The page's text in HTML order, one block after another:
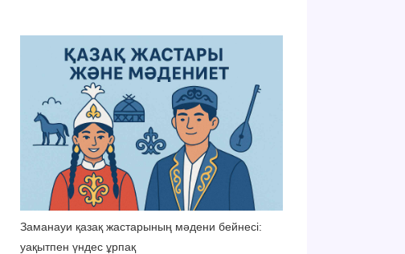
Заманауи қазақ жастарының мәдени бейнесі:
уақытпен үндес ұрпақ